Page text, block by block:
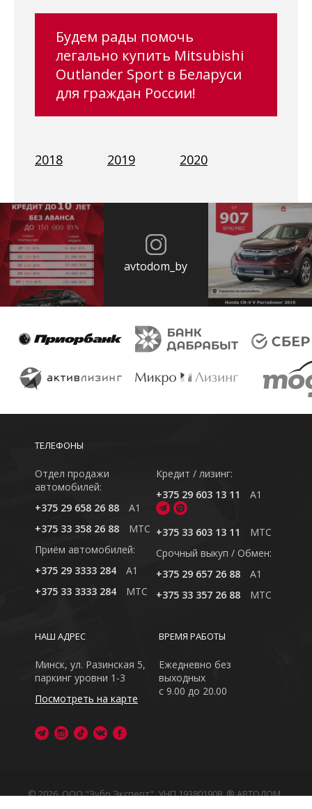
Будем рады помочь
легально купить Mitsubishi
Outlander Sport в Беларуси
для граждан России!
2018 2019 2020
avtodom_by
ТЕЛЕФОНЫ
Отдел продажи
автомобилей:
+375 29 658 26 88
A1
+375 33 358 26 88
MTC
Приём автомобилей:
+375 29 3333 284
A1
+375 33 3333 284
MTC
Кредит / лизинг:
+375 29 603 13 11
A1
+375 33 603 13 11
MTC
Cрочный выкуп / Обмен:
+375 29 657 26 88
A1
+375 33 357 26 88
MTC
ВРЕМЯ РАБОТЫ
Ежедневно без
выходных
с 9.00 до 20.00
НАШ АДРЕС
Минск, ул. Разинская 5,
паркинг уровни 1-3
Посмотреть на карте
© 2026, ООО "Зубр Эксперт", УНП 193801908. ® АВТОДОМ